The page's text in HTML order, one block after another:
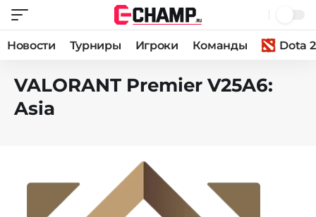
Новости Турниры Игроки Команды Dota 2
VALORANT Premier V25A6:
Asia